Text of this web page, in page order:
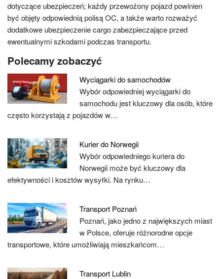
dotyczące ubezpieczeń; każdy przewożony pojazd powinien
być objęty odpowiednią polisą OC, a także warto rozważyć
dodatkowe ubezpieczenie cargo zabezpieczające przed
ewentualnymi szkodami podczas transportu.
Polecamy zobaczyć
Wyciągarki do samochodów
Wybór odpowiedniej wyciągarki do
samochodu jest kluczowy dla osób, które
często korzystają z pojazdów w…
Kurier do Norwegii
Wybór odpowiedniego kuriera do
Norwegii może być kluczowy dla
efektywności i kosztów wysyłki. Na rynku…
Transport Poznań
Poznań, jako jedno z największych miast
w Polsce, oferuje różnorodne opcje
transportowe, które umożliwiają mieszkańcom…
Transport Lublin